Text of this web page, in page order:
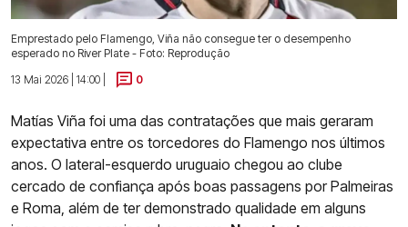
Emprestado pelo Flamengo, Viña não consegue ter o desempenho
esperado no River Plate - Foto: Reprodução
13 Mai 2026 | 14:00 |
0
Matías Viña foi uma das contratações que mais geraram
expectativa entre os torcedores do Flamengo nos últimos
anos. O lateral-esquerdo uruguaio chegou ao clube
cercado de confiança após boas passagens por Palmeiras
e Roma, além de ter demonstrado qualidade em alguns